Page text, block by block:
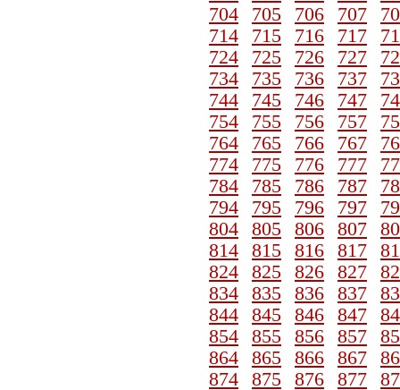
704
705 706 707
714
715 716 717
724
725 726 727
734
735 736 737
744
745 746 747
754
755 756 757
764
765 766 767
774
775 776 777
784
785 786 787
794
795 796 797
804
805 806 807
814
815 816 817
824
825 826 827
834
835 836 837
844
845 846 847
854
855 856 857
864
865 866 867
874
875 876 877